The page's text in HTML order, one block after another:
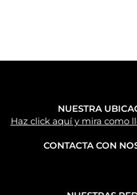
NUESTRA
Haz click aquí y mira como
CONTACTA CON